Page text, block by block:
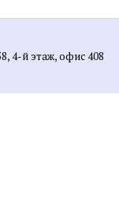
4-й этаж, офис 408